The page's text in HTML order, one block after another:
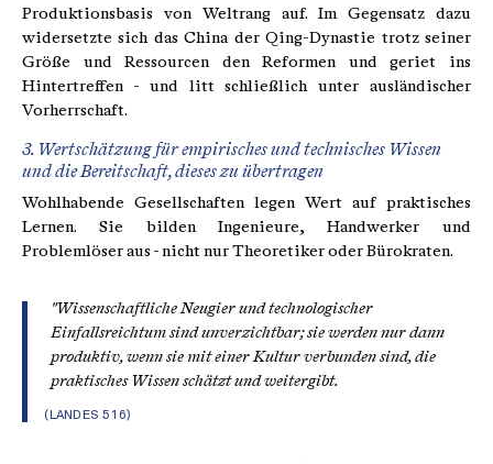
Produktionsbasis von Weltrang auf. Im Gegensatz dazu
widersetzte sich das China der Qing-Dynastie trotz seiner
Größe und Ressourcen den Reformen und geriet ins
Hintertreffen - und litt schließlich unter ausländischer
Vorherrschaft.
3. Wertschätzung für empirisches und technisches Wissen
und die Bereitschaft, dieses zu übertragen
Wohlhabende Gesellschaften legen Wert auf praktisches
Lernen. Sie bilden Ingenieure, Handwerker und
Problemlöser aus - nicht nur Theoretiker oder Bürokraten.
"Wissenschaftliche Neugier und technologischer
Einfallsreichtum sind unverzichtbar; sie werden nur dann
produktiv, wenn sie mit einer Kultur verbunden sind, die
praktisches Wissen schätzt und weitergibt.
(LANDES 516)